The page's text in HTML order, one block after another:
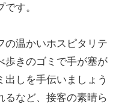
す。
の温かいホスピタリテ
歩きのゴミで手が塞が
出しを手伝いましょう
るなど、接客の素晴ら